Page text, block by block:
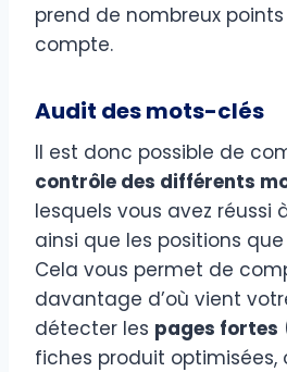
prend de nombreux
compte.
Audit des mots-clés
Il est donc possible de
contrôle des différents
lesquels vous avez réussi
ainsi que les positions
Cela vous permet de
davantage d’où vient
détecter les pages fortes
fiches produit optimisées,